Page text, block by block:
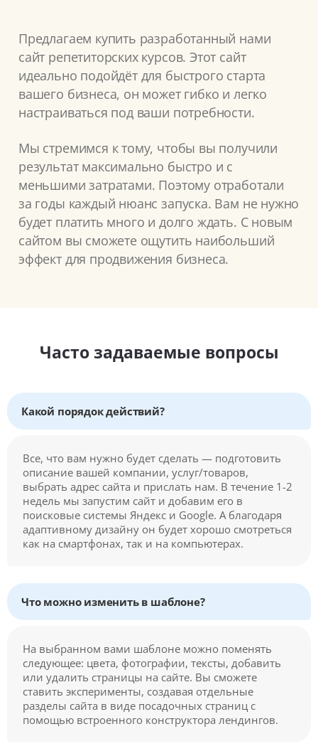
Предлагаем купить разработанный нами
сайт репетиторских курсов. Этот сайт
идеально подойдёт для быстрого старта
вашего бизнеса, он может гибко и легко
настраиваться под ваши потребности.
Мы стремимся к тому, чтобы вы получили
результат максимально быстро и с
меньшими затратами. Поэтому отработали
за годы каждый нюанс запуска. Вам не нужно
будет платить много и долго ждать. С новым
сайтом вы сможете ощутить наибольший
эффект для продвижения бизнеса.
Часто задаваемые вопросы
Какой порядок действий?
Все, что вам нужно будет сделать — подготовить
описание вашей компании, услуг/товаров,
выбрать адрес сайта и прислать нам. В течение 1-2
недель мы запустим сайт и добавим его в
поисковые системы Яндекс и Google. А благодаря
адаптивному дизайну он будет хорошо смотреться
как на смартфонах, так и на компьютерах.
Что можно изменить в шаблоне?
На выбранном вами шаблоне можно поменять
следующее: цвета, фотографии, тексты, добавить
или удалить страницы на сайте. Вы сможете
ставить эксперименты, создавая отдельные
разделы сайта в виде посадочных страниц с
помощью встроенного конструктора лендингов.